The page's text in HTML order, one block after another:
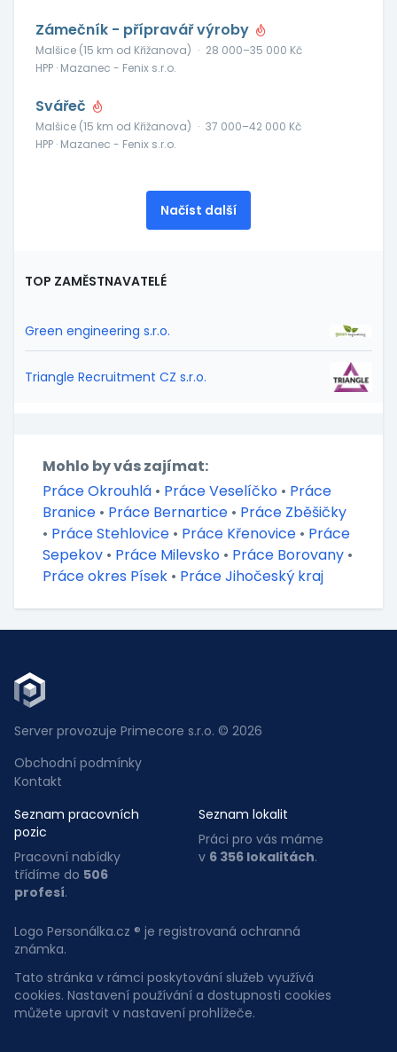
Zámečník - přípravář výroby
Malšice (15 km od Křižanova) · 28 000–35 000 Kč
HPP · Mazanec - Fenix s.r.o.
Svářeč
Malšice (15 km od Křižanova) · 37 000–42 000 Kč
HPP · Mazanec - Fenix s.r.o.
Načíst další
TOP ZAMĚSTNAVATELÉ
Green engineering s.r.o.
Triangle Recruitment CZ s.r.o.
Mohlo by vás zajímat:
Práce Okrouhlá • Práce Veselíčko • Práce
Branice • Práce Bernartice • Práce Zběšičky
• Práce Stehlovice • Práce Křenovice • Práce
Sepekov • Práce Milevsko • Práce Borovany •
Práce okres Písek • Práce Jihočeský kraj
Server provozuje Primecore s.r.o. © 2026
Obchodní podmínky
Kontakt
Seznam pracovních
pozic
Pracovní nabídky
třídíme do 506
profesí.
Seznam lokalit
Práci pro vás máme
v 6 356 lokalitách.
Logo Personálka.cz ® je registrovaná ochranná
známka.
Tato stránka v rámci poskytování služeb využívá
cookies. Nastavení používání a dostupnosti cookies
můžete upravit v nastavení prohlížeče.